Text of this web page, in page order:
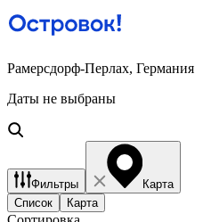
Рамерсдорф-Перлах, Германия
Даты не выбраны
Фильтры
Карта
Список
Карта